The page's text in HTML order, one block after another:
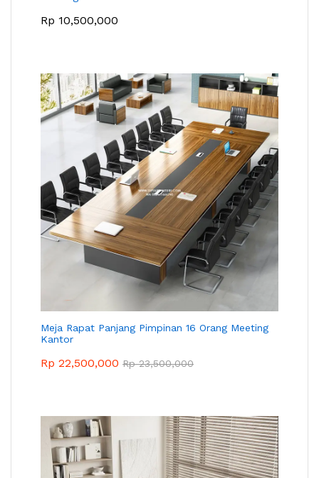
Rp 10,500,000
Meja Rapat Panjang Pimpinan 16 Orang Meeting
Kantor
Rp 22,500,000 Rp23,500,000